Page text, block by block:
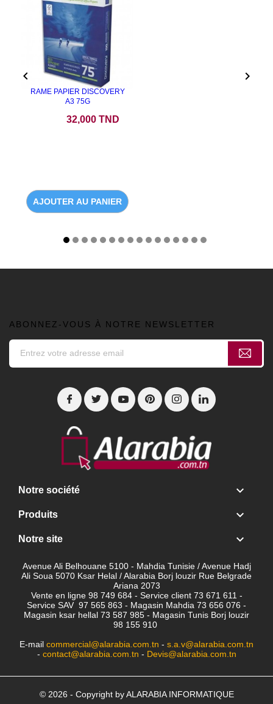
RAME PAPIER DISCOVERY
A3 75G
32,000 TND
AJOUTER AU PANIER
 
ABONNEZ-VOUS À NOTRE NEWSLETTER
Notre société 
Produits 
Notre site 
Avenue Ali Belhouane 5100 - Mahdia Tunisie / Avenue Hadj
Ali Soua 5070 Ksar Helal / Alarabia Borj louzir Rue Belgrade
Ariana 2073
Vente en ligne 98 749 684 - Service client 73 671 611 -
Service SAV 97 565 863 - Magasin Mahdia 73 656 076 -
Magasin ksar hellal 73 587 985 - Magasin Tunis Borj louzir
98 155 910
E-mail commercial@alarabia.com.tn - s.a.v@alarabia.com.tn
- contact@alarabia.com.tn - Devis@alarabia.com.tn
© 2026 - Copyright by ALARABIA INFORMATIQUE